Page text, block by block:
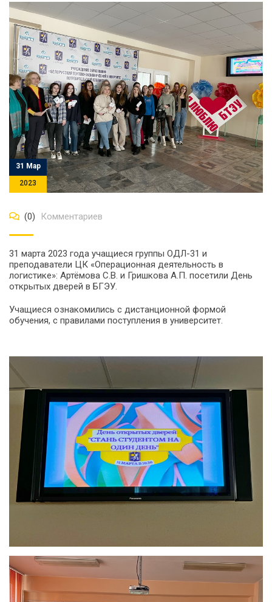
31 Мар
2023
(0) Комментариев
31 марта 2023 года учащиеся группы ОДЛ-31 и
преподаватели ЦК «Операционная деятельность в
логистике»: Артёмова С.В. и Гришкова А.П. посетили День
открытых дверей в БГЭУ.
Учащиеся ознакомились с дистанционной формой
обучения, с правилами поступления в университет.